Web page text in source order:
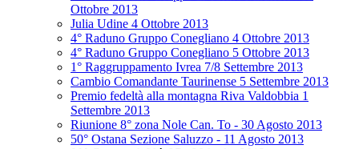
Ottobre 2013
Julia Udine 4 Ottobre 2013
4° Raduno Gruppo Conegliano 4 Ottobre 2013
4° Raduno Gruppo Conegliano 5 Ottobre 2013
1° Raggruppamento Ivrea 7/8 Settembre 2013
Cambio Comandante Taurinense 5 Settembre 2013
Premio fedeltà alla montagna Riva Valdobbia 1
Settembre 2013
Riunione 8° zona Nole Can. To - 30 Agosto 2013
50° Ostana Sezione Saluzzo - 11 Agosto 2013